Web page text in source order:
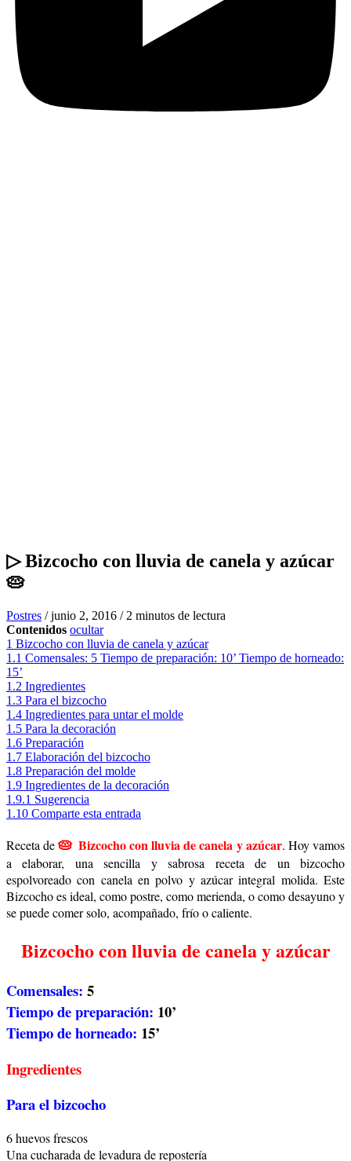
▷ Bizcocho con lluvia de canela y azúcar
🥧
Postres /junio 2, 2016 / 2 minutos de lectura
Contenidos ocultar
1 Bizcocho con lluvia de canela y azúcar
1.1 Comensales: 5 Tiempo de preparación: 10’ Tiempo de horneado:
15’
1.2 Ingredientes
1.3 Para el bizcocho
1.4 Ingredientes para untar el molde
1.5 Para la decoración
1.6 Preparación
1.7 Elaboración del bizcocho
1.8 Preparación del molde
1.9 Ingredientes de la decoración
1.9.1 Sugerencia
1.10 Comparte esta entrada
Receta de🥧 Bizcocho con lluvia de canela y azúcar. Hoy vamos
a elaborar, una sencilla y sabrosa receta de un bizcocho
espolvoreado con canela en polvo y azúcar integral molida. Este
Bizcocho es ideal, como postre, como merienda, o como desayuno y
se puede comer solo, acompañado, frío o caliente.
Bizcocho con lluvia de canela y azúcar
Comensales: 5
Tiempo de preparación: 10’
Tiempo de horneado: 15’
Ingredientes
Para el bizcocho
6 huevos frescos
Una cucharada de levadura de repostería